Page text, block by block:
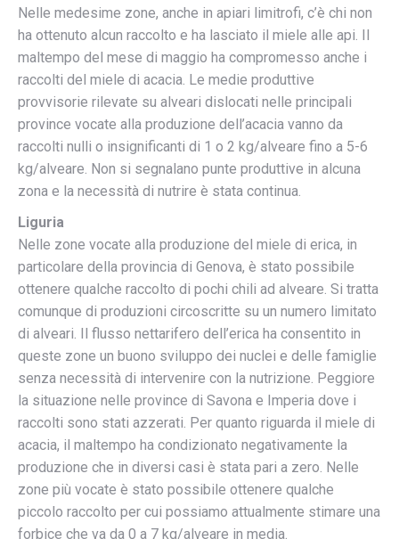
Nelle medesime zone, anche in apiari limitrofi, c’è chi non
ha ottenuto alcun raccolto e ha lasciato il miele alle api. Il
maltempo del mese di maggio ha compromesso anche i
raccolti del miele di acacia. Le medie produttive
provvisorie rilevate su alveari dislocati nelle principali
province vocate alla produzione dell’acacia vanno da
raccolti nulli o insignificanti di 1 o 2 kg/alveare fino a 5-6
kg/alveare. Non si segnalano punte produttive in alcuna
zona e la necessità di nutrire è stata continua.
Liguria
Nelle zone vocate alla produzione del miele di erica, in
particolare della provincia di Genova, è stato possibile
ottenere qualche raccolto di pochi chili ad alveare. Si tratta
comunque di produzioni circoscritte su un numero limitato
di alveari. Il flusso nettarifero dell’erica ha consentito in
queste zone un buono sviluppo dei nuclei e delle famiglie
senza necessità di intervenire con la nutrizione. Peggiore
la situazione nelle province di Savona e Imperia dove i
raccolti sono stati azzerati. Per quanto riguarda il miele di
acacia, il maltempo ha condizionato negativamente la
produzione che in diversi casi è stata pari a zero. Nelle
zone più vocate è stato possibile ottenere qualche
piccolo raccolto per cui possiamo attualmente stimare una
forbice che va da 0 a 7 kg/alveare in media.